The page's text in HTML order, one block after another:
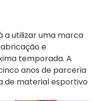
a utilizar uma marca
e
temporada. A
anos de parceria
de material esportivo